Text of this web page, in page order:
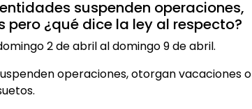
suspenden operaciones,
¿qué dice la ley al respecto?
2 de abril al domingo 9 de abril.
operaciones, otorgan vacaciones o